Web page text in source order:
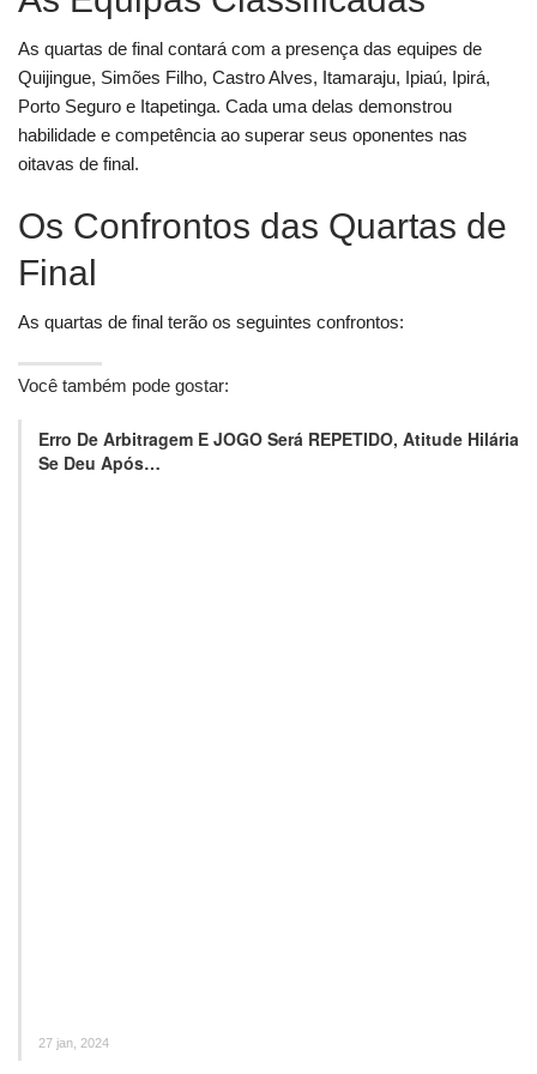
As quartas de final contará com a presença das equipes de
Quijingue, Simões Filho, Castro Alves, Itamaraju, Ipiaú, Ipirá,
Porto Seguro e Itapetinga. Cada uma delas demonstrou
habilidade e competência ao superar seus oponentes nas
oitavas de final.
Os Confrontos das Quartas de
Final
As quartas de final terão os seguintes confrontos:
Você também pode gostar:
Erro De Arbitragem E JOGO Será REPETIDO, Atitude Hilária
Se Deu Após…
27 jan, 2024